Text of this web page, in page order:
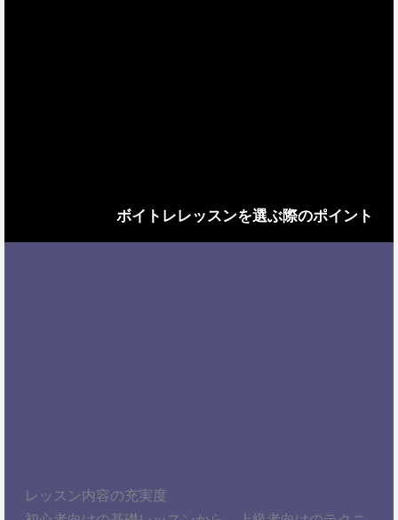
ボイトレレッスンを選ぶ際のポイント
レッスン内容の充実度